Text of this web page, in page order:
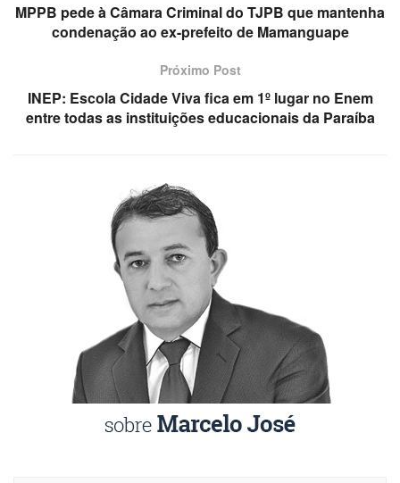
MPPB pede à Câmara Criminal do TJPB que mantenha
condenação ao ex-prefeito de Mamanguape
Próximo Post
INEP: Escola Cidade Viva fica em 1º lugar no Enem
entre todas as instituições educacionais da Paraíba